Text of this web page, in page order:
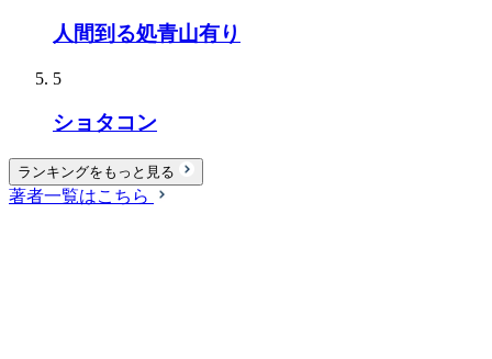
人間到る処青山有り
5
ショタコン
ランキングをもっと見る
著者一覧はこちら